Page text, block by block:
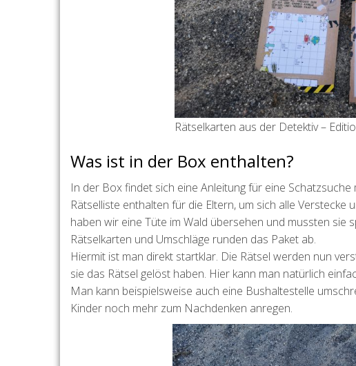
Rätselkarten aus der Detektiv –
Was ist in der Box enthalten?
In der Box findet sich eine Anleitung für eine
Rätselliste enthalten für die Eltern, um sich alle
haben wir eine Tüte im Wald übersehen und mussten sie
Rätselkarten und Umschläge runden das Paket ab.
Hiermit ist man direkt startklar. Die Rätsel werden nun
sie das Rätsel gelöst haben. Hier kann man natürlich
Man kann beispielsweise auch eine Bushaltestelle
Kinder noch mehr zum Nachdenken anregen.